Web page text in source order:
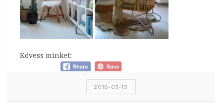
Kövess minket:
2018-03-13